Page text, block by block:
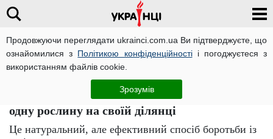
Продовжуючи переглядати ukrainci.com.ua Ви підтверджуєте, що
ознайомилися з Політикою конфіденційностіі погоджуєтеся з
використанням файлів cookie.
Зрозумів
Важливо
Колорадський жук, попелиця та кліщі
зникнуть з вашого городу: посадіть лише
одну рослину на своїй ділянці
Це натуральний, але ефективний спосіб боротьби із